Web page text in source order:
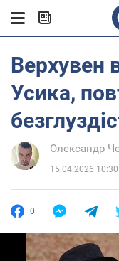
Верхувен
Усика,
Олександр
15.04.2026 10:30
0